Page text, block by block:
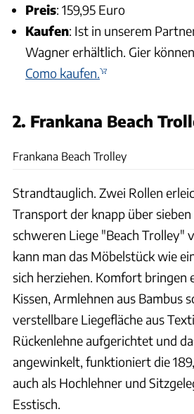
Preis: 159,95 Euro
Kaufen: Ist in unserem
Wagner erhältlich. Gier
Como kaufen.
2. Frankana Beach
Frankana Beach Trolley
Strandtauglich. Zwei Rollen
Transport der knapp über
schweren Liege "Beach Trolley"
kann man das Möbelstück wie
sich herziehen. Komfort bringen
Kissen, Armlehnen aus Bambus
verstellbare Liegefläche aus
Rückenlehne aufgerichtet und
angewinkelt, funktioniert die
auch als Hochlehner und
Esstisch.